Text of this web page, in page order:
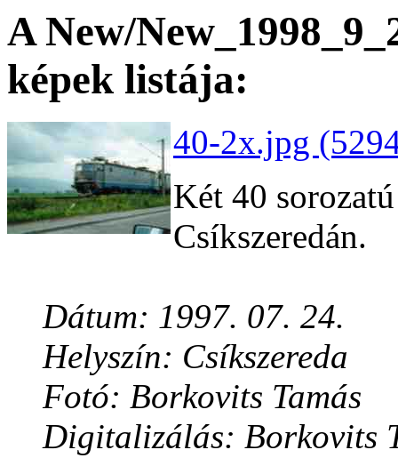
A New/
képek listája:
40-2x.jpg
Két 40
Csíkszeredán.
Dátum: 1997. 07. 24.
Helyszín: Csíkszereda
Fotó: Borkovits Tamás
Digitalizálás: Borkovits